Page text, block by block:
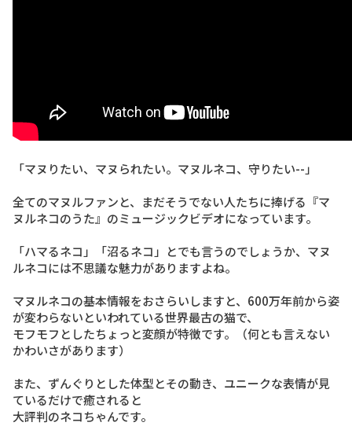
「マヌりたい、マヌられたい。マヌルネコ、守りたい--」
全てのマヌルファンと、まだそうでない人たちに捧げる『マ
ヌルネコのうた』のミュージックビデオになっています。
「ハマるネコ」「沼るネコ」とでも言うのでしょうか、マヌ
ルネコには不思議な魅力がありますよね。
マヌルネコの基本情報をおさらいしますと、600万年前から姿
が変わらないといわれている世界最古の猫で、
モフモフとしたちょっと変顔が特徴です。（何とも言えない
かわいさがあります）
また、ずんぐりとした体型とその動き、ユニークな表情が見
ているだけで癒されると
大評判のネコちゃんです。